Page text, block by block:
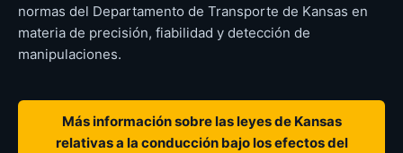
normas del Departamento de Transporte de Kansas en
materia de precisión, fiabilidad y detección de
manipulaciones.
Más información sobre las leyes de Kansas
relativas a la conducción bajo los efectos del